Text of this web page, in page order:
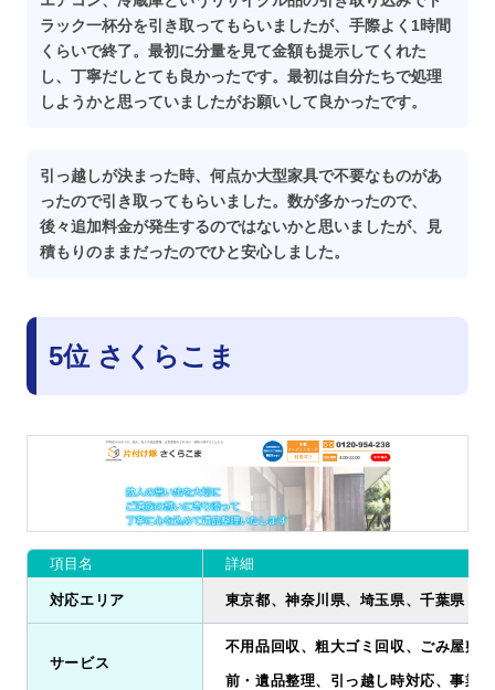
ラック一杯分を引き取ってもらいましたが、手際よく1時間
くらいで終了。最初に分量を見て金額も提示してくれた
し、丁寧だしとても良かったです。最初は自分たちで処理
しようかと思っていましたがお願いして良かったです。
引っ越しが決まった時、何点か大型家具で不要なものがあ
ったので引き取ってもらいました。数が多かったので、
後々追加料金が発生するのではないかと思いましたが、見
積もりのままだったのでひと安心しました。
5位 さくらこま
項目名 詳細
対応エリア 東京都、神奈川県、埼玉県、千葉県
サービス
不用品回収、粗大ゴミ回収、ごみ屋敷
前・遺品整理、引っ越し時対応、事業